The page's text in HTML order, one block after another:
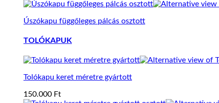
Úszókapu függőleges pálcás osztott
TOLÓKAPUK
Tolókapu keret méretre gyártott
150.000 Ft